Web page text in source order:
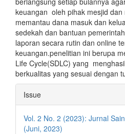
keuangan oleh pihak mesjid dan
memantau dana masuk dan
sedekah dan bantuan
laporan secara rutin dan online
keuangan.penelitian ini berupa
Life Cycle(SDLC) yang
berkualitas yang sesuai dengan
Article
Details
Issue
Vol. 2 No. 2 (2023): Jurnal
(Juni, 2023)